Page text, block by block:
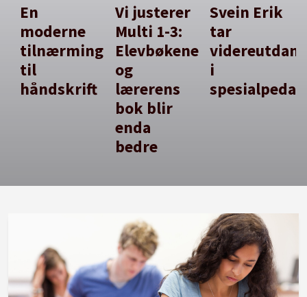
En
moderne
tilnærming
til
håndskrift
Vi justerer
Multi 1-3:
Elevbøkene
og
lærerens
bok blir
enda
bedre
Svein Erik
tar
i